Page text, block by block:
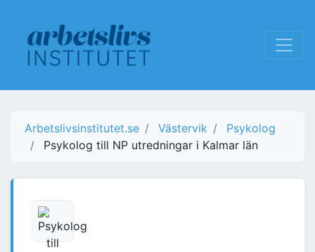
Arbetslivsinstitutet.se Västervik
Psykolog
Psykolog till NP utredningar i Kalmar län